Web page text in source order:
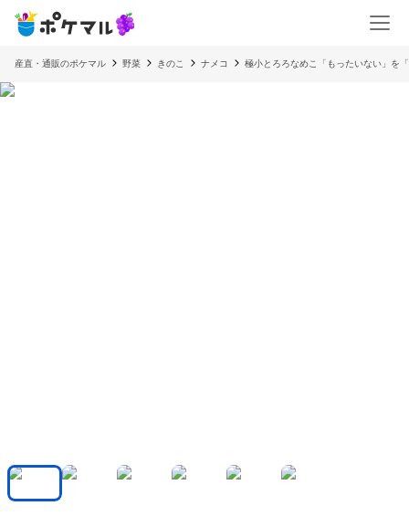
産直・通販のポケマル 野菜 きのこ ナメコ 極小とろろなめこ「もったいない」を